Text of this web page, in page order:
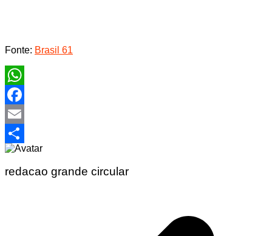
Fonte: Brasil 61
WhatsApp
Facebook
Email
Share
redacao grande circular